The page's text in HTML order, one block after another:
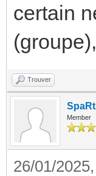
certain
Trouver
Member
26/01/